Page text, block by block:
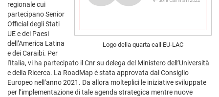
Logo della quarta call EU-LAC
regionale cui
partecipano Senior
Official degli Stati
UE e dei Paesi
dell’America Latina
e dei Caraibi. Per
l'Italia, vi ha partecipato il Cnr su delega del Ministero dell’Università
e della Ricerca. La RoadMap è stata approvata dal Consiglio
Europeo nell’anno 2021. Da allora molteplici le iniziative sviluppate
per l’implementazione di tale agenda strategica mentre nuove